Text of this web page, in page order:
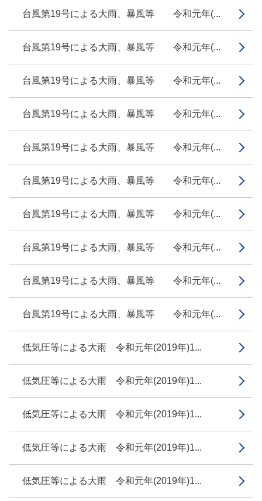
台風第19号による大雨、暴風等 令和元年(...
台風第19号による大雨、暴風等 令和元年(...
台風第19号による大雨、暴風等 令和元年(...
台風第19号による大雨、暴風等 令和元年(...
台風第19号による大雨、暴風等 令和元年(...
台風第19号による大雨、暴風等 令和元年(...
台風第19号による大雨、暴風等 令和元年(...
台風第19号による大雨、暴風等 令和元年(...
台風第19号による大雨、暴風等 令和元年(...
台風第19号による大雨、暴風等 令和元年(...
低気圧等による大雨 令和元年(2019年)1...
低気圧等による大雨 令和元年(2019年)1...
低気圧等による大雨 令和元年(2019年)1...
低気圧等による大雨 令和元年(2019年)1...
低気圧等による大雨 令和元年(2019年)1...